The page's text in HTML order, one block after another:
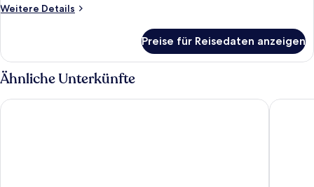
Weitere Details
Weitere
Dreibettzimmer
Preise für Reisedaten anzeigen
Ähnliche Unterkünfte
Hotel Giralda Center Hotel